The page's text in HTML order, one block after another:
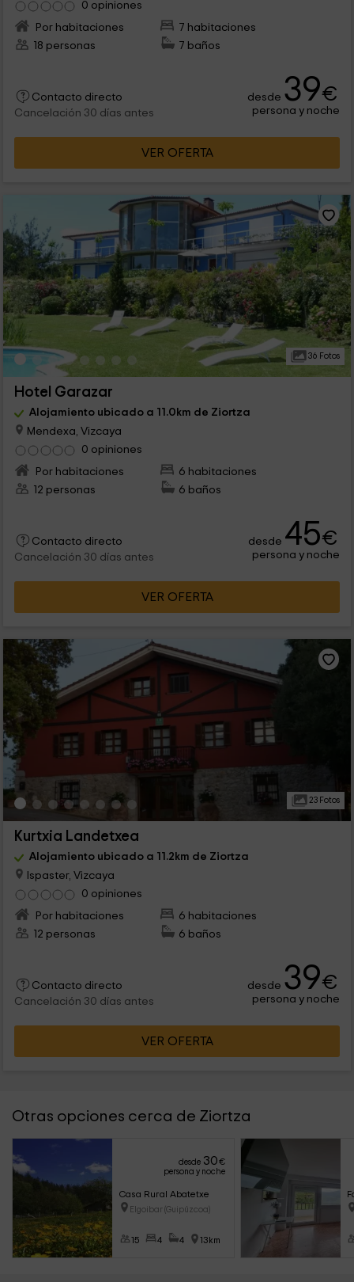
0 opiniones
Por habitaciones
7 habitaciones
18 personas
7 baños
Contacto directo
Cancelación 30 días antes
desde 39€
persona y noche
VER OFERTA
36 Fotos
Hotel Garazar
Alojamiento ubicado a 11.0km de Ziortza
Mendexa, Vizcaya
0 opiniones
Por habitaciones
6 habitaciones
12 personas
6 baños
Contacto directo
Cancelación 30 días antes
desde 45€
persona y noche
VER OFERTA
23 Fotos
Kurtxia Landetxea
Alojamiento ubicado a 11.2km de Ziortza
Ispaster, Vizcaya
0 opiniones
Por habitaciones
6 habitaciones
12 personas
6 baños
Contacto directo
Cancelación 30 días antes
desde 39€
persona y noche
VER OFERTA
Otras opciones cerca de Ziortza
desde 30€
persona y noche
Casa Rural Abatetxe
Elgoibar (Guipúzcoa)
15 4 4 13km